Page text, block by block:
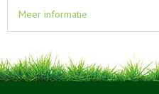
Meer informatie